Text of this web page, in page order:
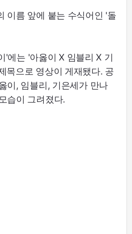
이름 앞에 붙는 수식어인 '돌
'에는 '아옳이 X 임블리 X 기
목으로 영상이 게재됐다. 공
이, 임블리, 기은세가 만나
습이 그려졌다.